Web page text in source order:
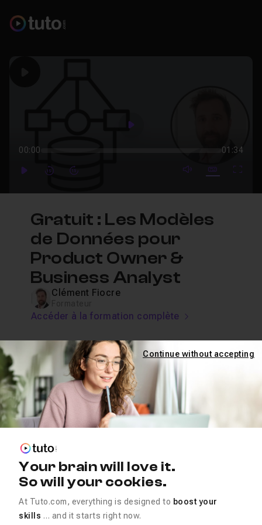
Play
00:00 01:34
PlayForwardForward mute video
Subtitles
Gratuit : Les Modèles
de Données pour
Product Owner &
Business Analyst
Clément Fiocre
Accéder à la formation complète